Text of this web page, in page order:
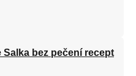
bez pečení recept